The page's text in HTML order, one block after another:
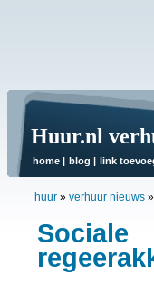
Huur.nl
home | blog | link
huur » verhuur nieuws »